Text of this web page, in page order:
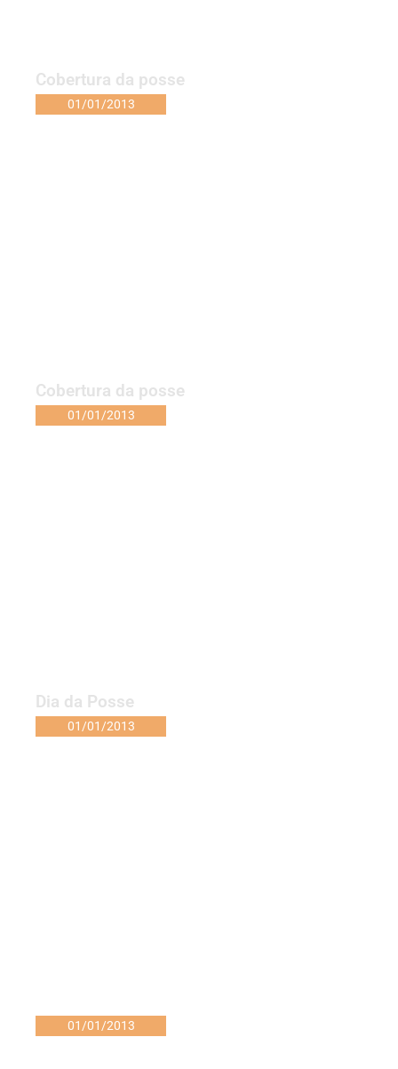
Cobertura da posse
01/01/2013
Cobertura da posse
01/01/2013
Dia da Posse
01/01/2013
01/01/2013